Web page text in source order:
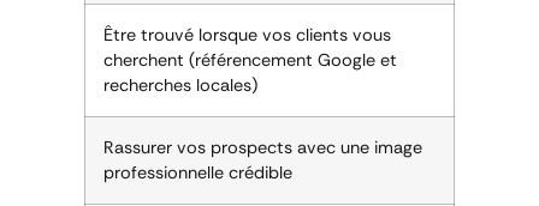
Être trouvé lorsque vos clients vous
cherchent (référencement Google et
recherches locales)
Rassurer vos prospects avec une image
professionnelle crédible